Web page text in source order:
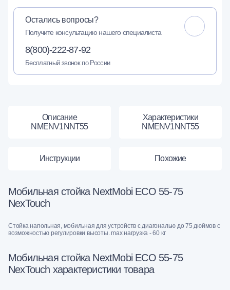
Остались вопросы?
Получите консультацию нашего специалиста
8(800)-222-87-92
Бесплатный звонок по России
Описание
NMENV1NNT55
Характеристики
NMENV1NNT55
Инструкции Похожие
Мобильная стойка NextMobi ECO 55-75
NexTouch
Стойка напольная, мобильная для устройств с диагональю до 75 дюймов с
возможностью регулировки высоты. max нагрузка - 60 кг
Мобильная стойка NextMobi ECO 55-75
NexTouch характеристики товара